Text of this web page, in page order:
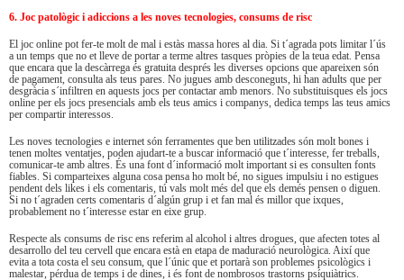
6. Joc patològic i adiccions a les noves tecnologies, consums de risc
El joc online pot fer-te molt de mal i estàs massa hores al dia. Si t´agrada pots limitar l´ús
a un temps que no et lleve de portar a terme altres tasques pròpies de la teua edat. Pensa
que encara que la descàrrega és gratuita després les diverses opcions que apareixen són
de pagament, consulta als teus pares. No jugues amb desconeguts, hi han adults que per
desgràcia s´infiltren en aquests jocs per contactar amb menors. No substituisques els jocs
online per els jocs presencials amb els teus amics i companys, dedica temps las teus amics
per compartir interessos.
Les noves tecnologies e internet són ferramentes que ben utilitzades són molt bones i
tenen moltes ventatjes, poden ajudart-te a buscar informació que t´interesse, fer treballs,
comunicar-te amb altres. És una font d´informació molt important si es consulten fonts
fiables. Si comparteixes alguna cosa pensa ho molt bé, no sigues impulsiu i no estigues
pendent dels likes i els comentaris, tú vals molt més del que els demés pensen o diguen.
Si no t´agraden certs comentaris d´algún grup i et fan mal és millor que ixques,
probablement no t´interesse estar en eixe grup.
Respecte als consums de risc ens referim al alcohol i altres drogues, que afecten totes al
desarrollo del teu cervell que encara està en etapa de maduració neurològica. Així que
evita a tota costa el seu consum, que l´únic que et portarà son problemes psicològics i
malestar, pérdua de temps i de dines, i és font de nombrosos trastorns psíquiàtrics.